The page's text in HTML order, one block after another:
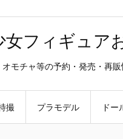
フィギュア
モチャ等の予約・発売・再
撮 プラモデル ドー